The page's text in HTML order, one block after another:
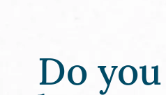
Do